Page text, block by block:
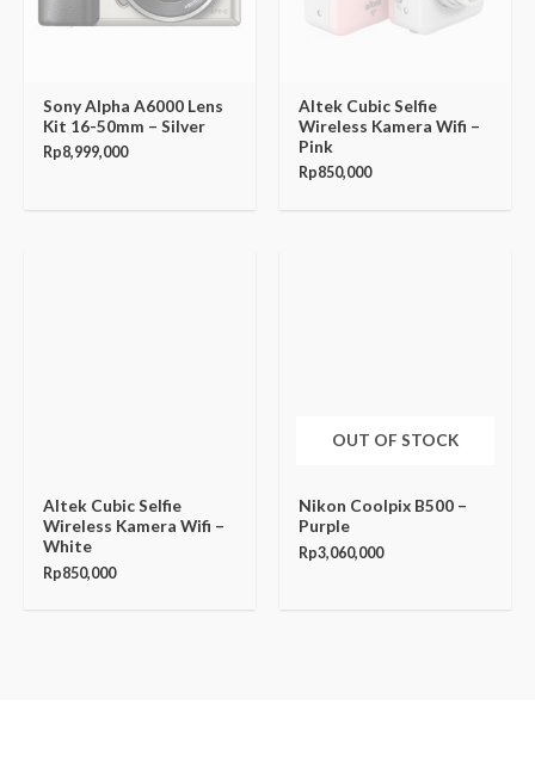
Sony Alpha A6000 Lens
Kit 16-50mm – Silver
Rp8,999,000
Altek Cubic Selfie
Wireless Kamera Wifi –
Pink
Rp850,000
Altek Cubic Selfie
Wireless Kamera Wifi –
White
Rp850,000
OUT OF STOCK
Nikon Coolpix B500 –
Purple
Rp3,060,000